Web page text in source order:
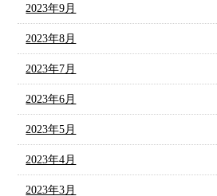
2023年9月
2023年8月
2023年7月
2023年6月
2023年5月
2023年4月
2023年3月